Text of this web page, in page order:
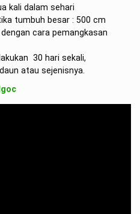
kali dalam sehari
tumbuh besar : 500 cm
cara pemangkasan
30 hari sekali,
atau sejenisnya.